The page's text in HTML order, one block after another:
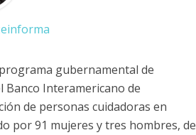
gubernamental de
Banco Interamericano de
de personas cuidadoras en
por 91 mujeres y tres hombres, de